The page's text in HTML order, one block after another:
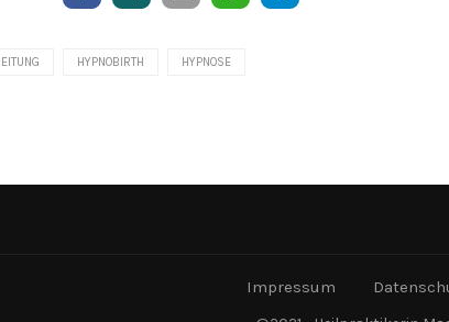
HYPNOBIRTH HYPNOSE
Impressum